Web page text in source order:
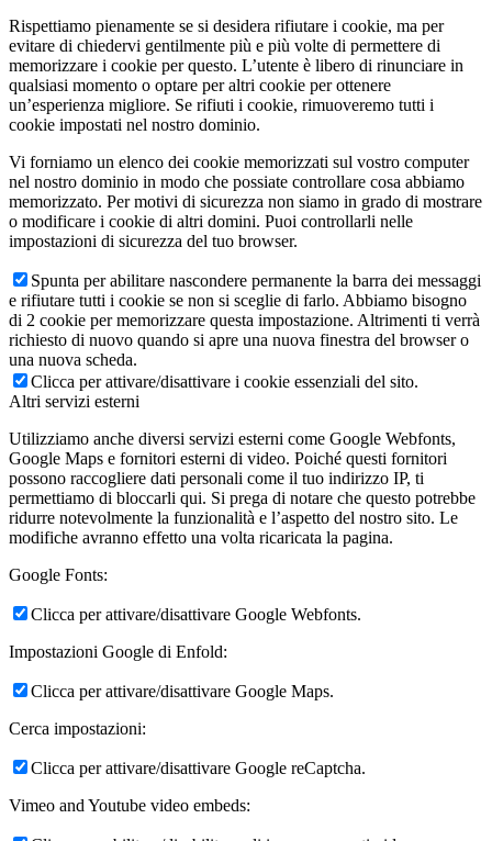
Rispettiamo pienamente se si desidera rifiutare i cookie, ma per
evitare di chiedervi gentilmente più e più volte di permettere di
memorizzare i cookie per questo. L’utente è libero di rinunciare in
qualsiasi momento o optare per altri cookie per ottenere
un’esperienza migliore. Se rifiuti i cookie, rimuoveremo tutti i
cookie impostati nel nostro dominio.
Vi forniamo un elenco dei cookie memorizzati sul vostro computer
nel nostro dominio in modo che possiate controllare cosa abbiamo
memorizzato. Per motivi di sicurezza non siamo in grado di mostrare
o modificare i cookie di altri domini. Puoi controllarli nelle
impostazioni di sicurezza del tuo browser.
Spunta per abilitare nascondere permanente la barra dei messaggi
e rifiutare tutti i cookie se non si sceglie di farlo. Abbiamo bisogno
di 2 cookie per memorizzare questa impostazione. Altrimenti ti verrà
richiesto di nuovo quando si apre una nuova finestra del browser o
una nuova scheda.
Clicca per attivare/disattivare i cookie essenziali del sito.
Altri servizi esterni
Utilizziamo anche diversi servizi esterni come Google Webfonts,
Google Maps e fornitori esterni di video. Poiché questi fornitori
possono raccogliere dati personali come il tuo indirizzo IP, ti
permettiamo di bloccarli qui. Si prega di notare che questo potrebbe
ridurre notevolmente la funzionalità e l’aspetto del nostro sito. Le
modifiche avranno effetto una volta ricaricata la pagina.
Google Fonts:
Clicca per attivare/disattivare Google Webfonts.
Impostazioni Google di Enfold:
Clicca per attivare/disattivare Google Maps.
Cerca impostazioni:
Clicca per attivare/disattivare Google reCaptcha.
Vimeo and Youtube video embeds: